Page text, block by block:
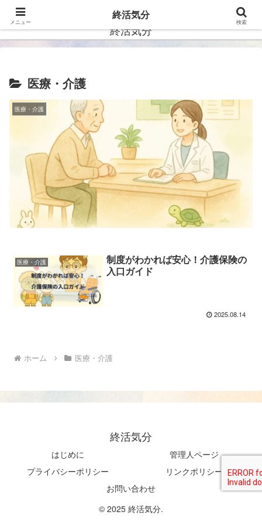
ー自分らしい未来を描くー
終活気分
医療・介護
医療・介護
医療・介護
制度がわかれば安心！介護保険の
入口ガイド
2025.08.14
ホーム 医療・介護
終活気分
はじめに
管理人ページ
プライバシーポリシー
リンクポリシー
お問い合わせ
© 2025 終活気分.
メニュー
終活気分
検索